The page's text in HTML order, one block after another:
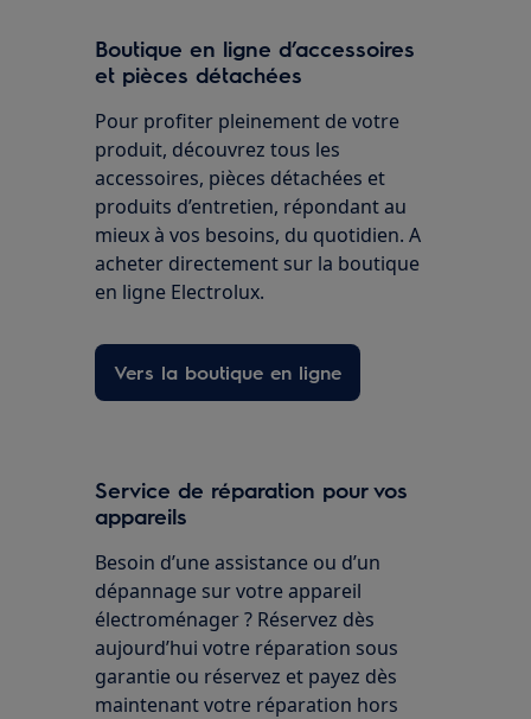
Boutique en ligne d’accessoires
et pièces détachées
Pour profiter pleinement de votre
produit, découvrez tous les
accessoires, pièces détachées et
produits d’entretien, répondant au
mieux à vos besoins, du quotidien. A
acheter directement sur la boutique
en ligne Electrolux.
Vers la boutique en ligne
Service de réparation pour vos
appareils
Besoin d’une assistance ou d’un
dépannage sur votre appareil
électroménager ? Réservez dès
aujourd’hui votre réparation sous
garantie ou réservez et payez dès
maintenant votre réparation hors